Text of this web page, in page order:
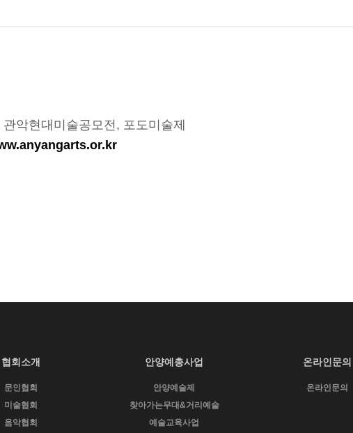
악현대미술공모전, 포도미술제
협회소개
문인협회
미술협회
음악협회
안양예총사업
안양예술제
찾아가는무대&거리예술
예술교육사업
온라인문의
온라인문의